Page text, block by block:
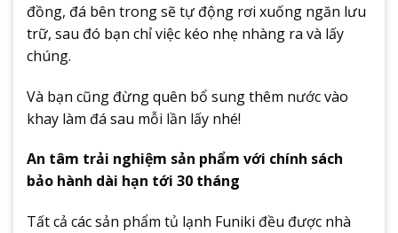
đồng, đá bên trong sẽ tự động rơi xuống ngăn lưu
trữ, sau đó bạn chỉ việc kéo nhẹ nhàng ra và lấy
chúng.
Và bạn cũng đừng quên bổ sung thêm nước vào
khay làm đá sau mỗi lần lấy nhé!
An tâm trải nghiệm sản phẩm với chính sách
bảo hành dài hạn tới 30 tháng
Tất cả các sản phẩm tủ lạnh Funiki đều được nhà